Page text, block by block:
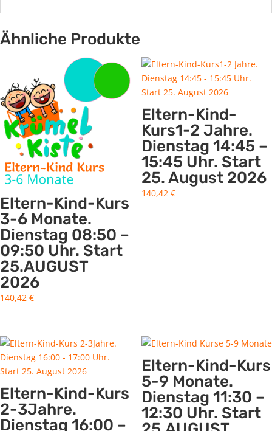
Ähnliche Produkte
Eltern-Kind-Kurs
3-6 Monate.
Dienstag 08:50 –
09:50 Uhr. Start
25.AUGUST
2026
140,42 €
Eltern-Kind-
Kurs1-2 Jahre.
Dienstag 14:45 –
15:45 Uhr. Start
25. August 2026
140,42 €
Eltern-Kind-Kurs
2-3Jahre.
Dienstag 16:00 –
Eltern-Kind-Kurs
5-9 Monate.
Dienstag 11:30 –
12:30 Uhr. Start